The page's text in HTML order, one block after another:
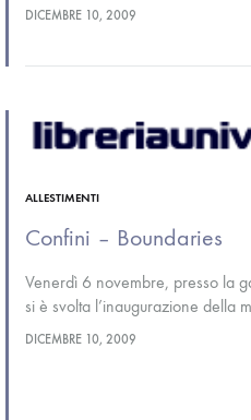
musei del mondo, come il
DICEMBRE 10, 2009
ALLESTIMENTI
Confini – Boundaries
Venerdì 6 novembre, presso la
si è svolta l’inaugurazione della
protagonisti gli scatti di tre
DICEMBRE 10, 2009